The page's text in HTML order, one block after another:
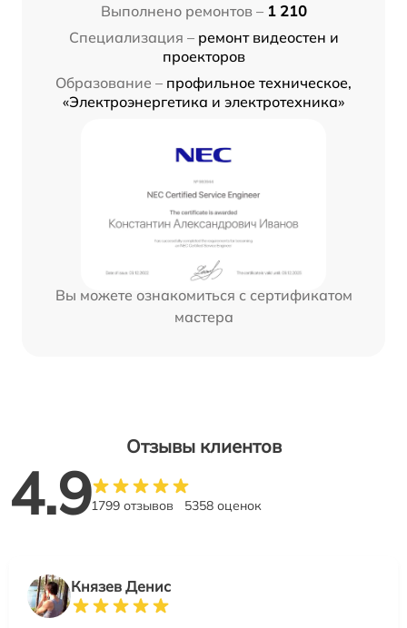
Выполнено ремонтов – 1 210
Специализация – ремонт видеостен и
проекторов
Образование – профильное техническое,
«Электроэнергетика и электротехника»
Вы можете ознакомиться с сертификатом
мастера
Отзывы клиентов
4.91799 отзывов 5358 оценок
Князев Денис